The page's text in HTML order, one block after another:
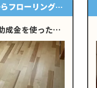
クロス貼替
てクロスの貼り
ました